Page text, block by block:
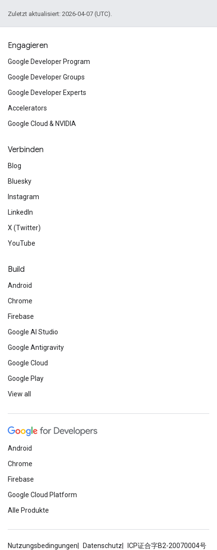
Zuletzt aktualisiert: 2026-04-07 (UTC).
Engagieren
Google Developer Program
Google Developer Groups
Google Developer Experts
Accelerators
Google Cloud & NVIDIA
Verbinden
Blog
Bluesky
Instagram
LinkedIn
X (Twitter)
YouTube
Build
Android
Chrome
Firebase
Google AI Studio
Google Antigravity
Google Cloud
Google Play
View all
Android
Chrome
Firebase
Google Cloud Platform
Alle Produkte
Nutzungsbedingungen Datenschutz ICP证合字B2-20070004号